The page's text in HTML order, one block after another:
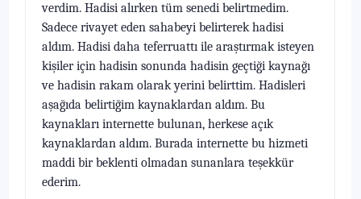
verdim. Hadisi alırken tüm senedi belirtmedim.
Sadece rivayet eden sahabeyi belirterek hadisi
aldım. Hadisi daha teferruattı ile araştırmak isteyen
kişiler için hadisin sonunda hadisin geçtiği kaynağı
ve hadisin rakam olarak yerini belirttim. Hadisleri
aşağıda belirtiğim kaynak­lardan aldım. Bu
kaynakları internette bulunan, herkese açık
kaynaklardan aldım. Burada internette bu hizmeti
maddi bir beklenti olmadan sunanlara teşekkür
ederim.